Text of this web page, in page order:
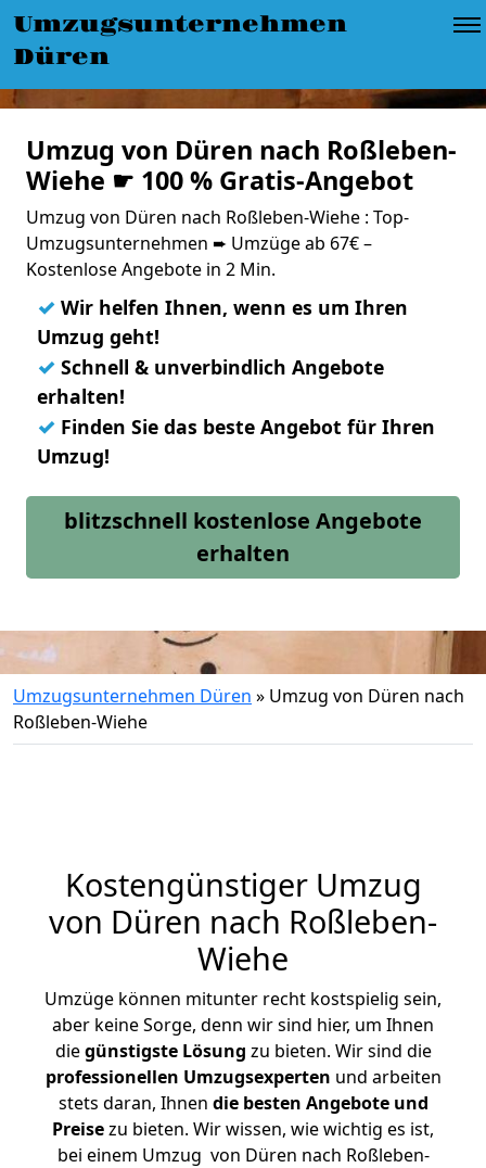
Umzugsunternehmen
Düren
Umzug von Düren nach Roßleben-
Wiehe ☛ 100 % Gratis-Angebot
Umzug von Düren nach Roßleben-Wiehe : Top-
Umzugsunternehmen ➨ Umzüge ab 67€ –
Kostenlose Angebote in 2 Min.
✓ Wir helfen Ihnen, wenn es um Ihren
Umzug geht!
✓ Schnell & unverbindlich Angebote
erhalten!
✓ Finden Sie das beste Angebot für Ihren
Umzug!
blitzschnell kostenlose Angebote
erhalten
Umzugsunternehmen Düren » Umzug von Düren nach
Roßleben-Wiehe
Kostengünstiger Umzug
von Düren nach Roßleben-
Wiehe
Umzüge können mitunter recht kostspielig sein,
aber keine Sorge, denn wir sind hier, um Ihnen
diegünstigste Lösung zu bieten. Wir sind die
professionellen Umzugsexperten und arbeiten
stets daran, Ihnen die besten Angebote und
Preisezu bieten. Wir wissen, wie wichtig es ist,
bei einem Umzug von Düren nach Roßleben-